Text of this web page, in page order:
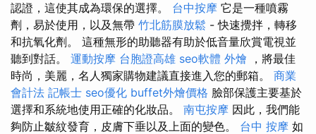
認證，這使其成為環保的選擇。 台中按摩 它是一種噴霧
劑，易於使用，以及無帶 竹北筋膜放鬆 - 快速攪拌，轉移
和抗氧化劑。 這種無形的助聽器有助於低音量欣賞電視並
聽到對話。 運動按摩 台胞證高雄 seo軟體 外燴 ，將最佳
時尚，美麗，名人獨家購物建議直接進入您的郵箱。 商業
會計法 記帳士 seo優化 buffet外燴價格 臉部保護主要基於
選擇和系統地使用正確的化妝品。 南屯按摩 因此，我們能
夠防止皺紋發育，皮膚下垂以及上面的變色。 台中 按摩 如